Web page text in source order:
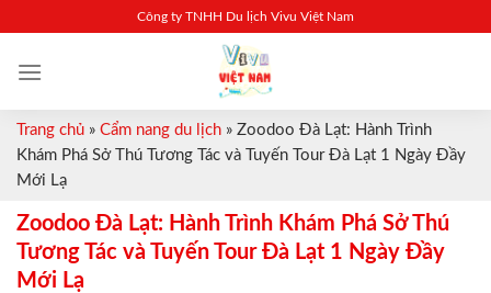
content
Công ty TNHH Du lịch Vivu Việt Nam
Trang chủ » Cẩm nang du lịch » Zoodoo Đà Lạt: Hành Trình
Khám Phá Sở Thú Tương Tác và Tuyến Tour Đà Lạt 1 Ngày Đầy
Mới Lạ
Zoodoo Đà Lạt: Hành Trình Khám Phá Sở Thú
Tương Tác và Tuyến Tour Đà Lạt 1 Ngày Đầy
Mới Lạ